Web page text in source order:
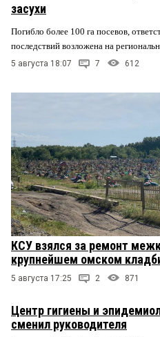
засухи
Погибло более 100 га посевов,
последствий возложена на
5 августа 18:07 7 612
КСУ взялся за ремонт
крупнейшем омском
5 августа 17:25 2 871
Центр гигиены и
сменил руководителя